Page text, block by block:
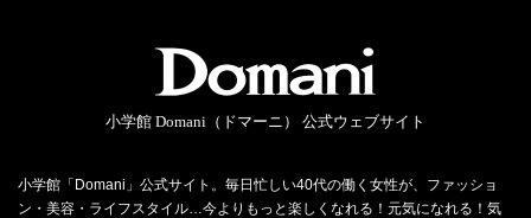
小学館 Domani（ドマーニ） 公式ウェブサイト
小学館「Domani」公式サイト。毎日忙しい40代の働く女性が、ファッショ
ン・美容・ライフスタイル…今よりもっと楽しくなれる！元気になれる！気